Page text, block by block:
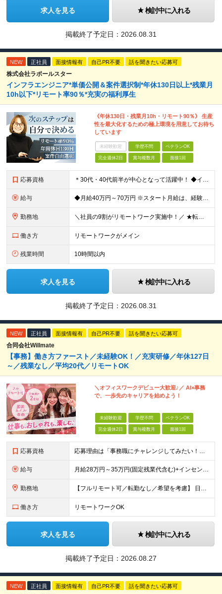
求人を見る 検討中に入れる
掲載終了予定日： 2026.08.31
NEW 正社員 面接情報有 自己PR不要 話を聞きたい応募可
株式会社ラポールスター
インフラエンジニア*単価公開＆案件選択制*年休130日以上*残業月
10h以下*リモート率90％*充実の福利厚生
《年休130日・残業月10h・リモート90％》 生産
性を最大化するための極上環境を用意してお待ち
しています
未経験歓迎 学歴不問 ベテランOK
完全週休2日 賞与複数月 面接1回
応募資格 ＊30代・40代前半が中心となって活躍中！ ◆インフラ（サーバー・ネットワーク・クラウド等）の設計、構築、テストいずれかの実務経験3年以上 ◆学歴不問 ★求める人物像： ◎他責ではなく、自身のキャ
給与 ◆月給40万円～70万円 ※スタート月給は、経験・能力・前職の給与等を考慮の上で決定いたします。 ※上記金額には残業の有無に関わらず、 月30時間分の固定残業代（7万6,000円～13万3,000円
勤務地 ＼社員の9割がリモートワーク実施中！／ ★転勤ナシ！ ★UIターン歓迎！ 関東、関西、東海、九州・中国エリアの各プロジェクト先から希望を優先して決定。 ※リモート案件も多数あり！ ◆関東エリア
働き方 リモートワークがメイン
残業時間 10時間以内
求人を見る 検討中に入れる
掲載終了予定日： 2026.08.31
NEW 正社員 面接情報有 自己PR不要 話を聞きたい応募可
合同会社Willmate
【事務】働き方ファースト／未経験OK！／充実研修／年休127日
～／残業なし／平均20代／リモートOK
＼オフィスワークデビュー大歓迎♪／ AI×事務
で、一歩先のキャリアを始めよう！
未経験歓迎 学歴不問 ベテランOK
完全週休2日 賞与複数月 面接1回
応募資格 応募理由は「事務職にチャレンジしてみたい！」でOK！ #学歴不問 #未経験OK #第二新卒歓迎 ★1つでも当てはまれば、マッチング率高め★ □ オフィスワークデビューしたい方 □ 人をサポートする
給与 月給28万円～35万円(固定残業代含む)+インセンティブ＋各種手当 ※経験・能力等を考慮の上、決定します。 ※残業はほとんどありませんが、発生した場合は時間外手当を100％支給します。 【固定残業
勤務地 【フルリモート可／転勤なし／希望を考慮】 日本47都道府県、どこでも就業可能！ （東京・神奈川・埼玉・千葉・北海道・宮城・愛知・大阪・福岡・新潟など 各拠点近郊のプロジェクト先） 【Point】
働き方 リモートワークOK
求人を見る 検討中に入れる
掲載終了予定日： 2026.08.27
NEW 正社員 面接情報有 自己PR不要 話を聞きたい応募可